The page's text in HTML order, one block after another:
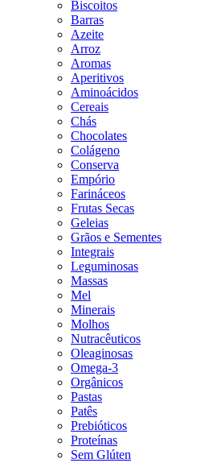
Biscoitos
Barras
Azeite
Arroz
Aromas
Aperitivos
Aminoácidos
Cereais
Chás
Chocolates
Colágeno
Conserva
Empório
Farináceos
Frutas Secas
Geleias
Grãos e Sementes
Integrais
Leguminosas
Massas
Mel
Minerais
Molhos
Nutracêuticos
Oleaginosas
Omega-3
Orgânicos
Pastas
Patês
Prebióticos
Proteínas
Sem Glúten